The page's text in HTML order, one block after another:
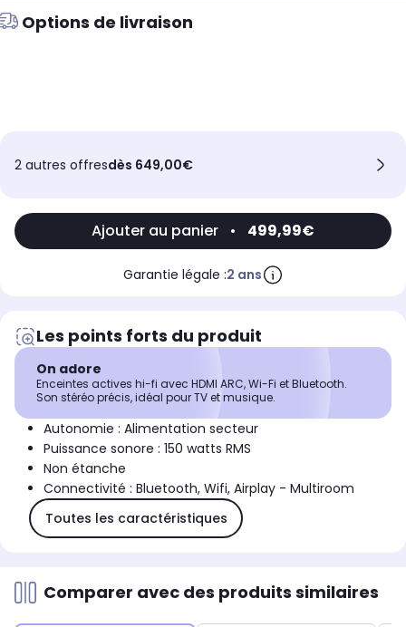
Options de livraison
2 autres offresdès 649,00€
Ajouter au panier • 499,99€
Garantie légale :2 ans
Les points forts du produit
On adore
Enceintes actives hi-fi avec HDMI ARC, Wi-Fi et Bluetooth.
Son stéréo précis, idéal pour TV et musique.
Autonomie : Alimentation secteur
Puissance sonore : 150 watts RMS
Non étanche
Connectivité : Bluetooth, Wifi, Airplay - Multiroom
Toutes les caractéristiques
Comparer avec des produits similaires